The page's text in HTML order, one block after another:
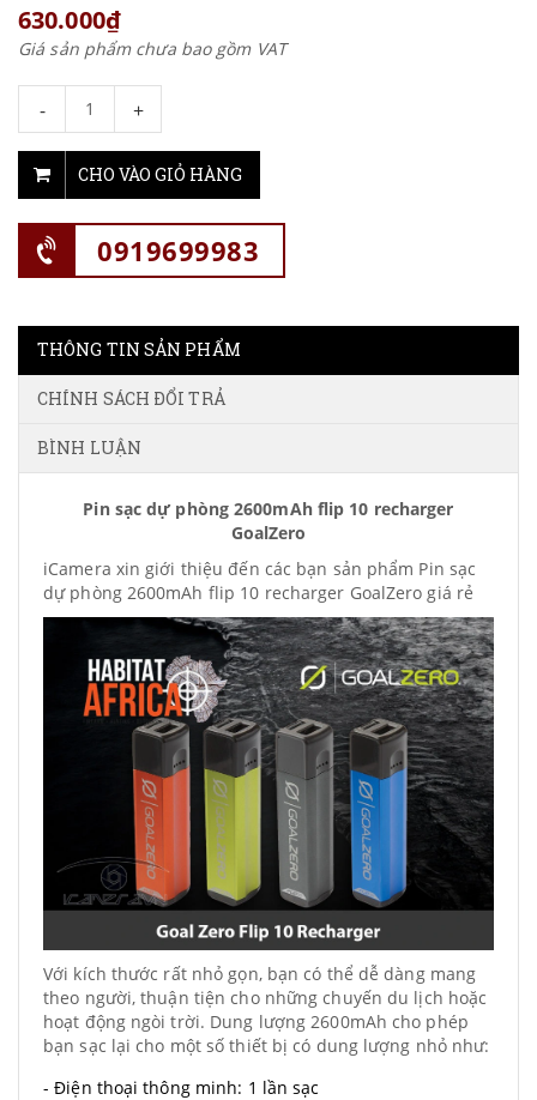
630.000₫
Giá sản phẩm chưa bao gồm VAT
- +
CHO VÀO GIỎ HÀNG
0919699983
THÔNG TIN SẢN PHẨM
CHÍNH SÁCH ĐỔI TRẢ
BÌNH LUẬN
Pin sạc dự phòng 2600mAh flip 10 recharger
GoalZero
iCamera xin giới thiệu đến các bạn sản phẩm Pin sạc
dự phòng 2600mAh flip 10 recharger GoalZero giá rẻ
Với kích thước rất nhỏ gọn, bạn có thể dễ dàng mang
theo người, thuận tiện cho những chuyến du lịch hoặc
hoạt động ngòi trời. Dung lượng 2600mAh cho phép
bạn sạc lại cho một số thiết bị có dung lượng nhỏ như:
- Điện thoại thông minh: 1 lần sạc